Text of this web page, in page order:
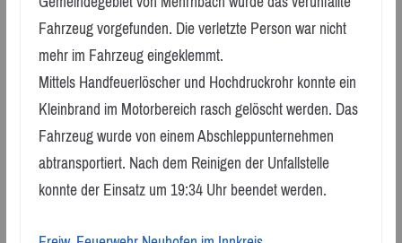
Fahrzeug vorgefunden. Die verletzte Person war nicht
mehr im Fahrzeug eingeklemmt.
Mittels Handfeuerlöscher und Hochdruckrohr konnte ein
Kleinbrand im Motorbereich rasch gelöscht werden. Das
Fahrzeug wurde von einem Abschleppunternehmen
abtransportiert. Nach dem Reinigen der Unfallstelle
konnte der Einsatz um 19:34 Uhr beendet werden.